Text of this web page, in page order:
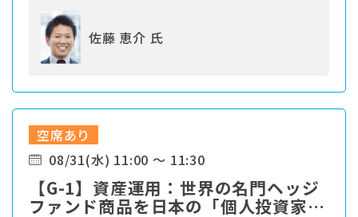
佐藤 恵介 氏
空席あり
08/31(水) 11:00 ～ 11:30
【G-1】資産運用：世界の名門ヘッジ
ファンド商品を日本の「個人投資家」